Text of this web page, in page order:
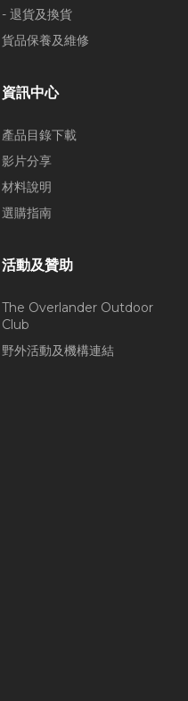
- 退貨及換貨
貨品保養及維修
資訊中心
產品目錄下載
影片分享
材料說明
選購指南
活動及贊助
The Overlander Outdoor
Club
野外活動及機構連結